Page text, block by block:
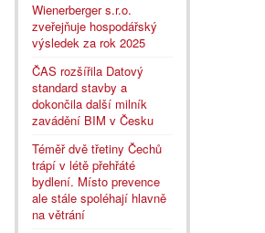
Wienerberger s.r.o.
zveřejňuje hospodářský
výsledek za rok 2025
ČAS rozšířila Datový
standard stavby a
dokončila další milník
zavádění BIM v Česku
Téměř dvě třetiny Čechů
trápí v létě přehřáté
bydlení. Místo prevence
ale stále spoléhají hlavně
na větrání